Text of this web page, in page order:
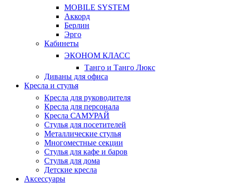
MOBILE SYSTEM
Аккорд
Берлин
Эрго
Кабинеты
ЭКОНОМ КЛАСС
Танго и Танго Люкс
Диваны для офиса
Кресла и стулья
Кресла для руководителя
Кресла для персонала
Кресла САМУРАЙ
Стулья для посетителей
Металлические стулья
Многоместные секции
Стулья для кафе и баров
Стулья для дома
Детские кресла
Аксессуары